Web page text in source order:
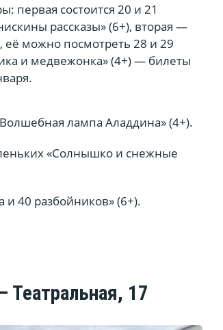
первая состоится 20 и 21
рассказы» (6+), вторая —
её можно посмотреть 28 и 29
и медвежонка» (4+) — билеты
лампа Аладдина» (4+).
«Солнышко и снежные
и 40 разбойников» (6+).
Театральная, 17